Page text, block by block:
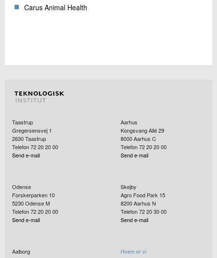
Carus Animal Health
Taastrup
Gregersensvej 1
2630Taastrup
Telefon 72 20 20 00
Send e-mail
Aarhus
Kongsvang Allé 29
8000Aarhus C
Telefon 72 20 20 00
Send e-mail
Odense
Forskerparken 10
5230Odense M
Telefon 72 20 20 00
Send e-mail
Skejby
Agro Food Park 15
8200Aarhus N
Telefon 72 20 30 00
Send e-mail
Aalborg
Hvem er vi